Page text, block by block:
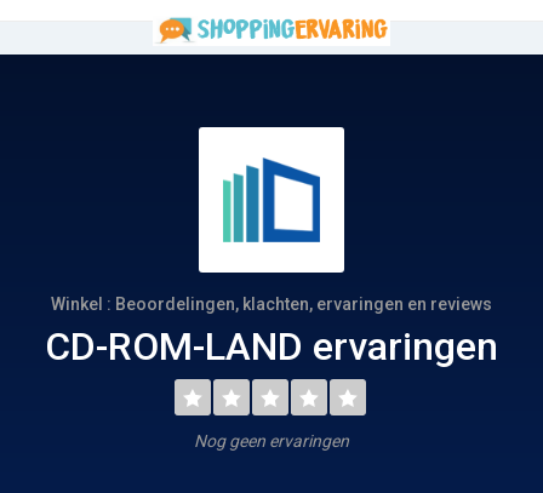
Winkel : Beoordelingen, klachten, ervaringen en reviews
CD-ROM-LAND ervaringen
Nog geen ervaringen